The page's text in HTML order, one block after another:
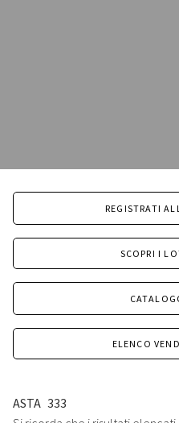
REGISTRATI
SCOPRI I
ELENCO
ASTA 333